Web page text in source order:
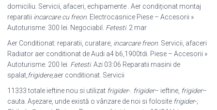
domiciliu. Servicii, afaceri, echipamente . Aer condiționat montaj
reparatii incarcare cu freon . Electrocasnice Piese – Accesorii »
Autoturisme. 300 lei. Negociabil. Fetesti. 2 mar
Aer Conditionat: reparatii, curatare, incarcare freon . Servicii, afaceri
Radiator aer conditionat de Audi a4 b6,1900tdi. Piese – Accesorii »
Autoturisme. 200 lei. Fetesti. Azi 03:06 Reparatii masini de
spalat, frigidere,aer conditionat. Servicii
11333 totale ieftine nou si utilizat frigider-. frigider– ieftine, frigider–
cauta. Așezare, unde există o vânzare de noi si folosite frigider-;